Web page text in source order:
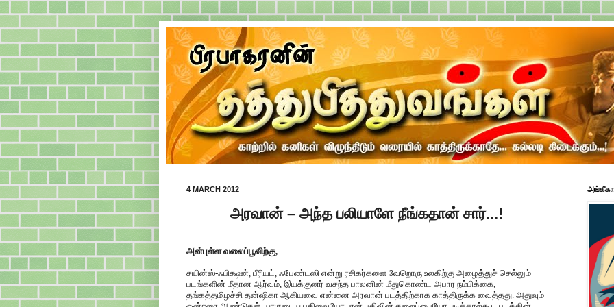
4 MARCH 2012
அரவான் – அந்த பலியாளே நீங்கதான் சார்...!
அன்புள்ள வலைப்பூவிற்கு,
சயின்ஸ்-ஃபிக்ஷன், பீரியட், ஃபேண்டஸி என்று ரசிகர்களை வேறொரு உலகிற்கு அழைத்துச் செல்லும்
படங்களின் மீதான ஆர்வம், இயக்குனர் வசந்த பாலனின் மீதுகொண்ட அபார நம்பிக்கை,
தங்கத்தமிழச்சி தன்ஷிகா ஆகியவை என்னை அரவான் படத்திற்காக காத்திருக்க வைத்தது. அதுவும்